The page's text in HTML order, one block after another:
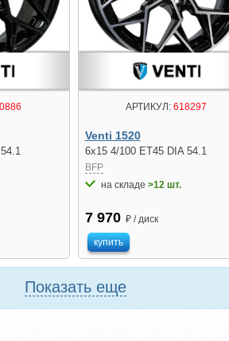
АРТИКУЛ: 618297
Venti 1520
6x15 4/100 ET45 DIA 54.1
BFP
на складе >12 шт.
7 970 ₽ / диск
купить
Показать еще